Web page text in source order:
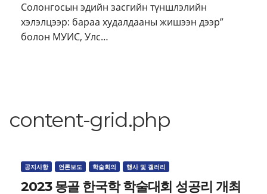
Солонгосын эдийн засгийн түншлэлийн
хэлэлцээр: бараа худалдааны жишээн дээр”
болон МУИС, Улс…
content-grid.php
공지사항 언론보도 학술회의 행사 및 갤러리
2023 몽골 한국학 학술대회 성공리 개최